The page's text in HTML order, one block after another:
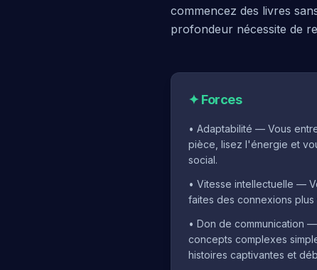
commencez des livres
profondeur nécessite de
✦ Forces
• Adaptabilité — Vous
pièce, lisez l'énergie et
social.
• Vitesse intellectuelle —
faites des connexions
• Don de communication
concepts complexes
histoires captivantes et